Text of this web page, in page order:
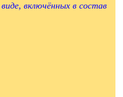
включённых в состав